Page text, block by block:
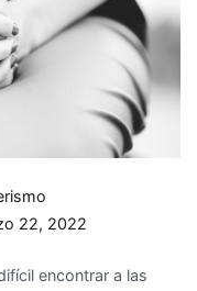
22, 2022
encontrar a las